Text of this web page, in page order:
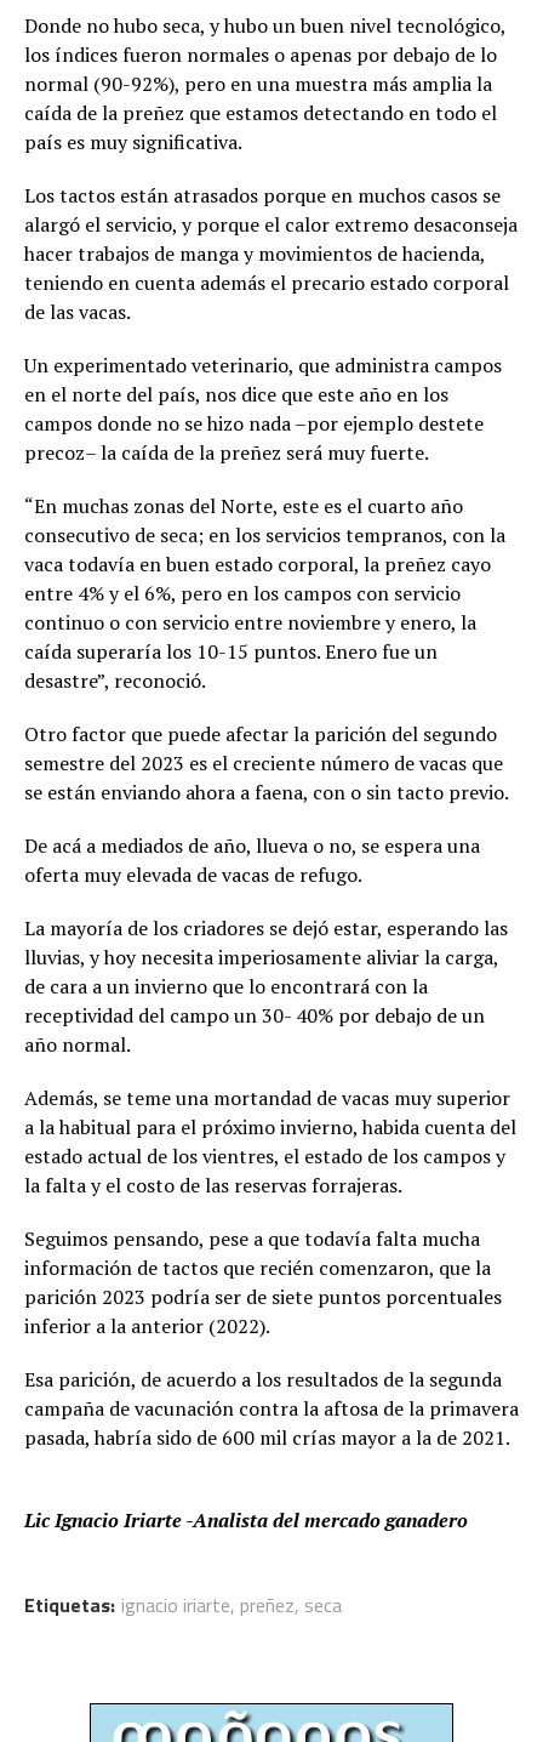
Donde no hubo seca, y hubo un buen nivel tecnológico,
los índices fueron normales o apenas por debajo de lo
normal (90-92%), pero en una muestra más amplia la
caída de la preñez que estamos detectando en todo el
país es muy significativa.
Los tactos están atrasados porque en muchos casos se
alargó el servicio, y porque el calor extremo desaconseja
hacer trabajos de manga y movimientos de hacienda,
teniendo en cuenta además el precario estado corporal
de las vacas.
Un experimentado veterinario, que administra campos
en el norte del país, nos dice que este año en los
campos donde no se hizo nada –por ejemplo destete
precoz– la caída de la preñez será muy fuerte.
“En muchas zonas del Norte, este es el cuarto año
consecutivo de seca; en los servicios tempranos, con la
vaca todavía en buen estado corporal, la preñez cayo
entre 4% y el 6%, pero en los campos con servicio
continuo o con servicio entre noviembre y enero, la
caída superaría los 10-15 puntos. Enero fue un
desastre”, reconoció.
Otro factor que puede afectar la parición del segundo
semestre del 2023 es el creciente número de vacas que
se están enviando ahora a faena, con o sin tacto previo.
De acá a mediados de año, llueva o no, se espera una
oferta muy elevada de vacas de refugo.
La mayoría de los criadores se dejó estar, esperando las
lluvias, y hoy necesita imperiosamente aliviar la carga,
de cara a un invierno que lo encontrará con la
receptividad del campo un 30- 40% por debajo de un
año normal.
Además, se teme una mortandad de vacas muy superior
a la habitual para el próximo invierno, habida cuenta del
estado actual de los vientres, el estado de los campos y
la falta y el costo de las reservas forrajeras.
Seguimos pensando, pese a que todavía falta mucha
información de tactos que recién comenzaron, que la
parición 2023 podría ser de siete puntos porcentuales
inferior a la anterior (2022).
Esa parición, de acuerdo a los resultados de la segunda
campaña de vacunación contra la aftosa de la primavera
pasada, habría sido de 600 mil crías mayor a la de 2021.
Lic Ignacio Iriarte -Analista del mercado ganadero
Etiquetas: ignacio iriarte, preñez, seca